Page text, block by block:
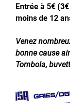
Entrée à 5€
moins de 12
Venez
bonne cause
Tombola,